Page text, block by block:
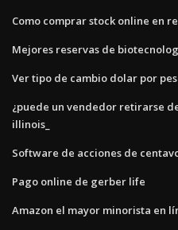
Como comprar stock online en
Mejores reservas de
Ver tipo de cambio dolar por
¿puede un vendedor retirarse
illinois_
Software de acciones de
Pago online de gerber life
Amazon el mayor minorista en